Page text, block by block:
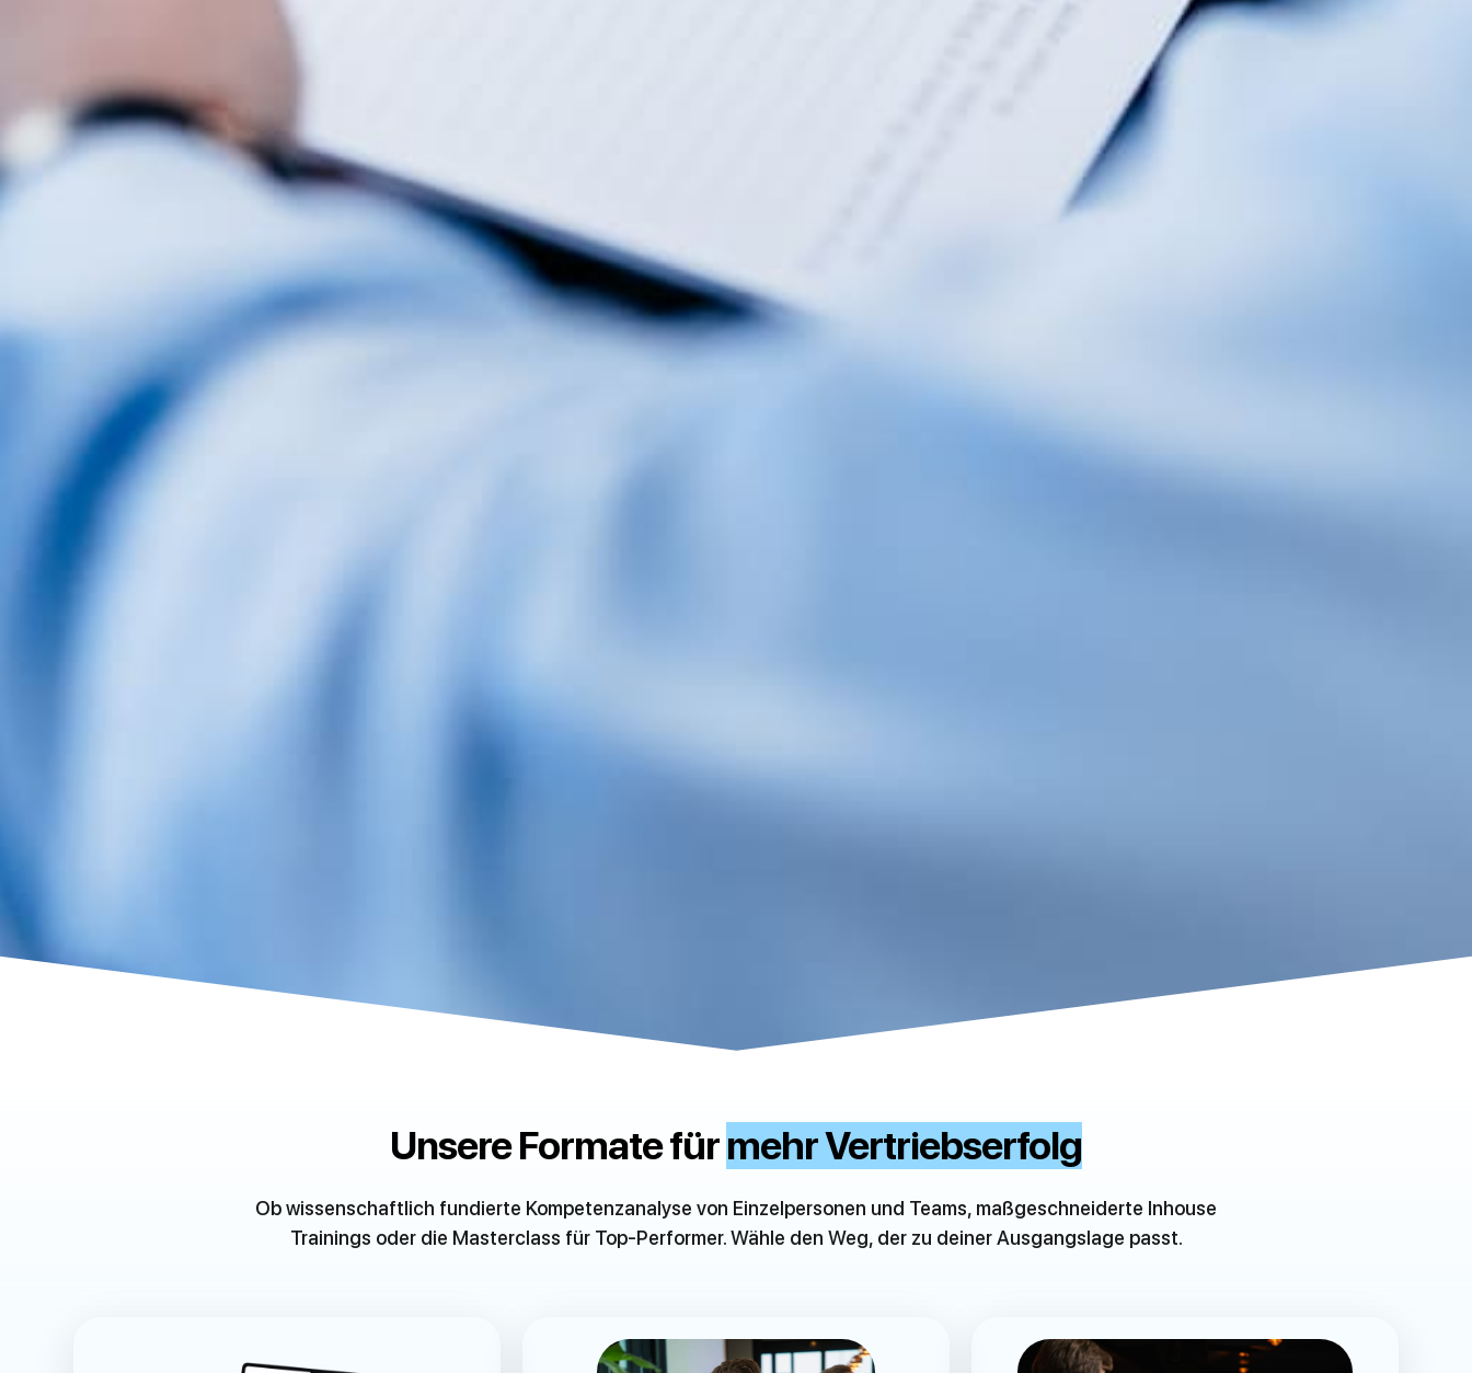
Unsere Formate fürmehr Vertriebserfolg
Ob wissenschaftlich fundierte Kompetenzanalyse von Einzelpersonen und Teams, maßgeschneiderte Inhouse
Trainings oder die Masterclass für Top-Performer. Wähle den Weg, der zu deiner Ausgangslage passt.